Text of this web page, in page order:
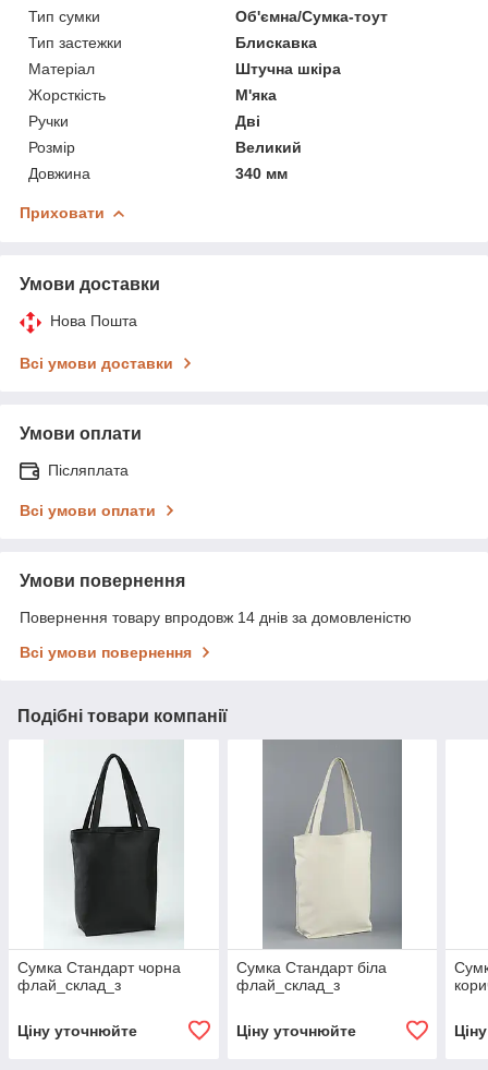
Тип сумки
Об'ємна/Сумка-тоут
Тип застежки
Блискавка
Матеріал
Штучна шкіра
Жорсткість
М'яка
Ручки
Дві
Розмір
Великий
Довжина
340 мм
Приховати
Умови доставки
Нова Пошта
Всі умови доставки
Умови оплати
Післяплата
Всі умови оплати
Умови повернення
Повернення товару впродовж 14 днів за домовленістю
Всі умови повернення
Подібні товари компанії
Сумка Стандарт чорна
флай_склад_з
Ціну уточнюйте
Сумка Стандарт біла
флай_склад_з
Ціну уточнюйте